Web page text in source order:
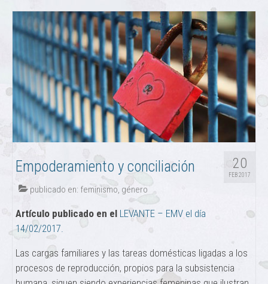
20
FEB 2017
Empoderamiento y conciliación
publicado en: feminismo, género
Artículo publicado en el LEVANTE – EMV el día
14/02/2017.
Las cargas familiares y las tareas domésticas ligadas a los
procesos de reproducción, propios para la subsistencia